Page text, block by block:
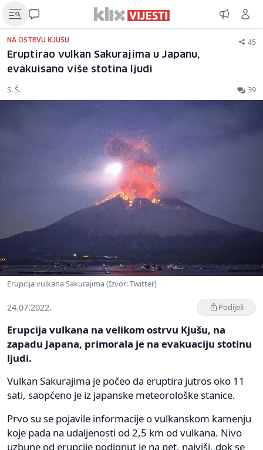
NA OSTRVU KJUŠU 45
Eruptirao vulkan Sakurajima u Japanu,
evakuisano više stotina ljudi
S. Š. 39
Erupcija vulkana Sakurajima (Izvor: Twitter)
24.07.2022. Podijeli
Erupcija vulkana na velikom ostrvu Kjušu, na
zapadu Japana, primorala je na evakuaciju stotinu
ljudi.
Vulkan Sakurajima je počeo da eruptira jutros oko 11
sati, saopćeno je iz japanske meteorološke stanice.
Prvo su se pojavile informacije o vulkanskom kamenju
koje pada na udaljenosti od 2,5 km od vulkana. Nivo
uzbune od erupcije podignut je na pet, najviši, dok se